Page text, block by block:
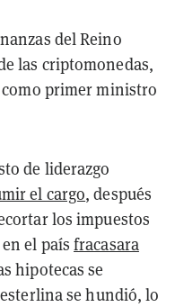
del Reino
las criptomonedas,
primer ministro
de liderazgo
el cargo, después
los impuestos
en el paísfracasara
hipotecas se
se hundió, lo